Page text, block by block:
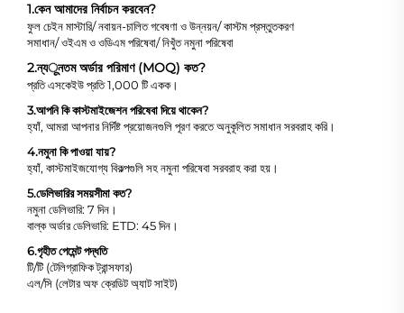
1.কেন আমাদের নির্বাচন করবেন?
ফুল চেইন মাস্টারি/ নবায়ন-চালিত গবেষণা ও উন্নয়ন/ কাস্টম প্রস্তুতকরণ
সমাধান/ ওইএম ও ওডিএম পরিষেবা/ নিখুঁত নমুনা পরিষেবা
2.ন্যूনতম অর্ডার পরিমাণ (MOQ) কত?
প্রতি এসকেইউ প্রতি 1,000 টি একক।
3.আপনি কি কাস্টমাইজেশন পরিষেবা দিয়ে থাকেন?
হ্যাঁ, আমরা আপনার নির্দিষ্ট প্রয়োজনগুলি পূরণ করতে অনুকূলিত সমাধান সরবরাহ করি।
4.নমুনা কি পাওয়া যায়?
হ্যাঁ, কাস্টমাইজযোগ্য বিকল্পগুলি সহ নমুনা পরিষেবা সরবরাহ করা হয়।
5.ডেলিভারির সময়সীমা কত?
নমুনা ডেলিভারি: 7 দিন।
বাল্ক অর্ডার ডেলিভারি: ETD: 45 দিন।
6.গৃহীত পেমেন্ট পদ্ধতি
টি/টি (টেলিগ্রাফিক ট্রান্সফার)
এল/সি (লেটার অফ ক্রেডিট অ্যাট সাইট)